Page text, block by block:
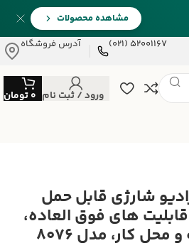
مشاهده محصولات
52001167 (021)
آدرس فروشگاه
ورود / ثبت نام 0تومان
شارژی قابل حمل
سانت با قابلیت های فوق العاده،
کار، مدل 8076